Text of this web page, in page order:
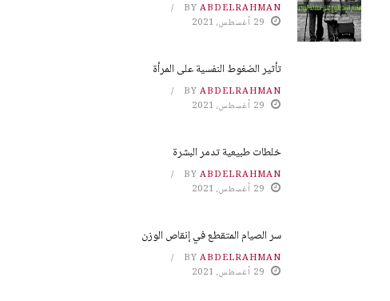
BY ABDELRAHMAN
29 أغسطس، 2021
تأثير الضغوط النفسية على المرأة
BY ABDELRAHMAN
29 أغسطس، 2021
خلطات طبيعية تدمر البشرة
BY ABDELRAHMAN
29 أغسطس، 2021
سر الصيام المتقطع في إنقاص الوزن
BY ABDELRAHMAN
29 أغسطس، 2021